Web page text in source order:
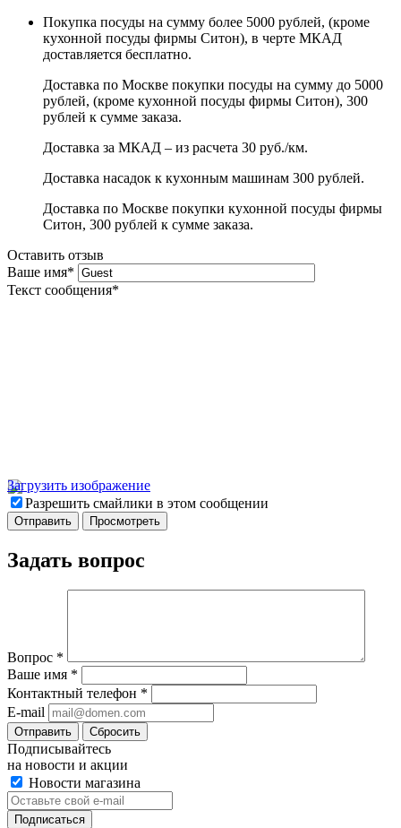
Покупка посуды на сумму более 5000 рублей, (кроме
кухонной посуды фирмы Ситон), в черте МКАД
доставляется бесплатно.
Доставка по Москве покупки посуды на сумму до 5000
рублей, (кроме кухонной посуды фирмы Ситон), 300
рублей к сумме заказа.
Доставка за МКАД – из расчета 30 руб./км.
Доставка насадок к кухонным машинам 300 рублей.
Доставка по Москве покупки кухонной посуды фирмы
Ситон, 300 рублей к сумме заказа.
Оставить отзыв
Ваше имя*
Текст сообщения*
Загрузить изображение
Разрешить смайлики в этом сообщении
Задать вопрос
Вопрос *
Ваше имя *
Контактный телефон *
E-mail
Отправить Сбросить
Подписывайтесь
на новости и акции
Новости магазина